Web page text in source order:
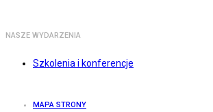
NASZE WYDARZENIA
Szkolenia i konferencje
MAPA STRONY